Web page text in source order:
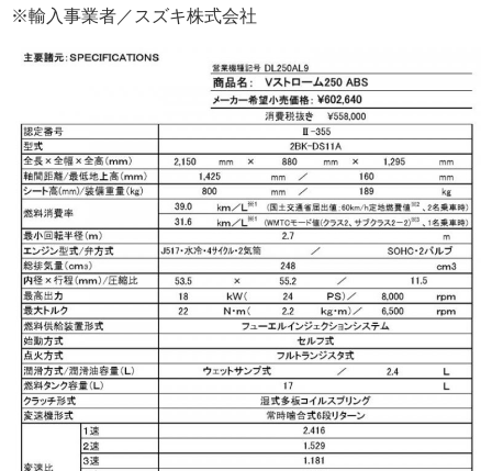
※輸入事業者／スズキ株式会社